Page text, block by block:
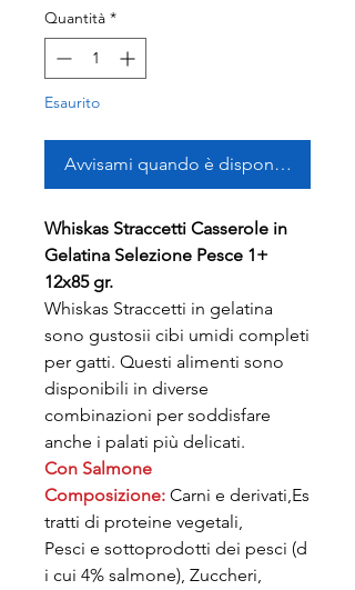
Quantità *
Esaurito
Avvisami quando è disponibile
Whiskas Straccetti Casserole in
Gelatina Selezione Pesce 1+
12x85 gr.
Whiskas Straccetti in gelatina
sono gustosii cibi umidi completi
per gatti. Questi alimenti sono
disponibili in diverse
combinazioni per soddisfare
anche i palati più delicati.
Con Salmone
Composizione: Carni e derivati,Es
tratti di proteine vegetali,
Pesci e sottoprodotti dei pesci (d
i cui 4% salmone), Zuccheri,